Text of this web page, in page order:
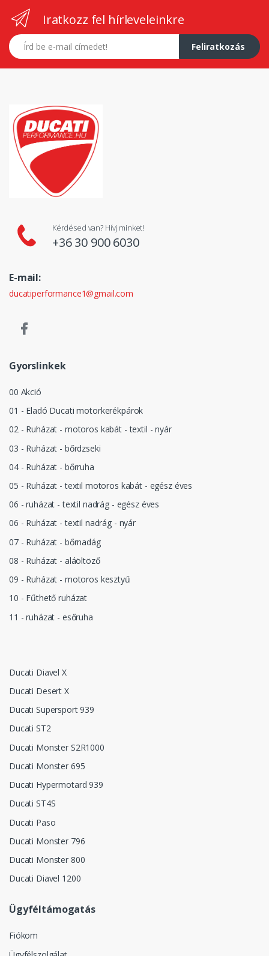
Iratkozz fel hírleveleinkre
E-mail címed
Feliratkozás
Kérdésed van? Hívj minket!
+36 30 900 6030
E-mail:
ducatiperformance1@gmail.com
Gyorslinkek
00 Akció
01 - Eladó Ducati motorkerékpárok
02 - Ruházat - motoros kabát - textil - nyár
03 - Ruházat - bőrdzseki
04 - Ruházat - bőrruha
05 - Ruházat - textil motoros kabát - egész éves
06 - ruházat - textil nadrág - egész éves
06 - Ruházat - textil nadrág - nyár
07 - Ruházat - bőrnadág
08 - Ruházat - aláöltöző
09 - Ruházat - motoros kesztyű
10 - Fűthető ruházat
11 - ruházat - esőruha
Ducati Diavel X
Ducati Desert X
Ducati Supersport 939
Ducati ST2
Ducati Monster S2R1000
Ducati Monster 695
Ducati Hypermotard 939
Ducati ST4S
Ducati Paso
Ducati Monster 796
Ducati Monster 800
Ducati Diavel 1200
Ügyféltámogatás
Fiókom